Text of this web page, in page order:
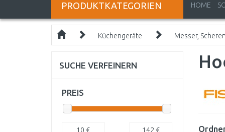
PRODUKTKATEGORIEN HOME
Küchengeräte Messer,
SUCHE VERFEINERN
PREIS
10 € 142 €